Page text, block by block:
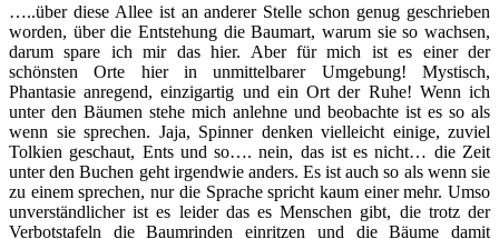
…..über diese Allee ist an anderer Stelle schon genug geschrieben
worden, über die Entstehung die Baumart, warum sie so wachsen,
darum spare ich mir das hier. Aber für mich ist es einer der
schönsten Orte hier in unmittelbarer Umgebung! Mystisch,
Phantasie anregend, einzigartig und ein Ort der Ruhe! Wenn ich
unter den Bäumen stehe mich anlehne und beobachte ist es so als
wenn sie sprechen. Jaja, Spinner denken vielleicht einige, zuviel
Tolkien geschaut, Ents und so…. nein, das ist es nicht… die Zeit
unter den Buchen geht irgendwie anders. Es ist auch so als wenn sie
zu einem sprechen, nur die Sprache spricht kaum einer mehr. Umso
unverständlicher ist es leider das es Menschen gibt, die trotz der
Verbotstafeln die Baumrinden einritzen und die Bäume damit